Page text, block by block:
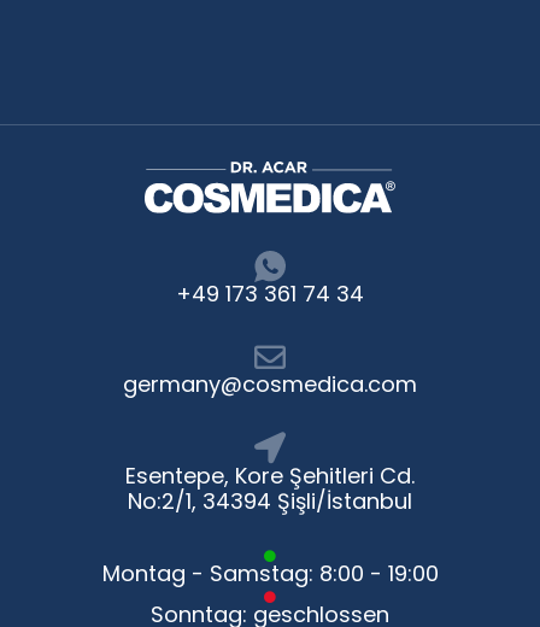
+49 173 361 74 34
germany@cosmedica.com
Esentepe, Kore Şehitleri Cd.
No:2/1, 34394 Şişli/İstanbul
Montag - Samstag: 8:00 - 19:00
Sonntag: geschlossen